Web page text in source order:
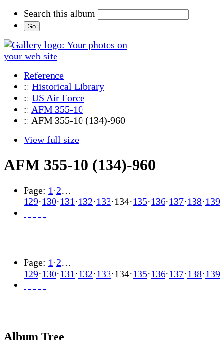
Search this album
Reference
:: Historical Library
:: US Air Force
:: AFM 355-10
:: AFM 355-10 (134)-960
View full size
AFM 355-10 (134)-960
Page: 1 ·2…
129·130·131 ·132·133·134·135·136·137·138·139
Page: 1 ·2…
129·130·131 ·132·133·134·135·136·137·138·139
Album Tree